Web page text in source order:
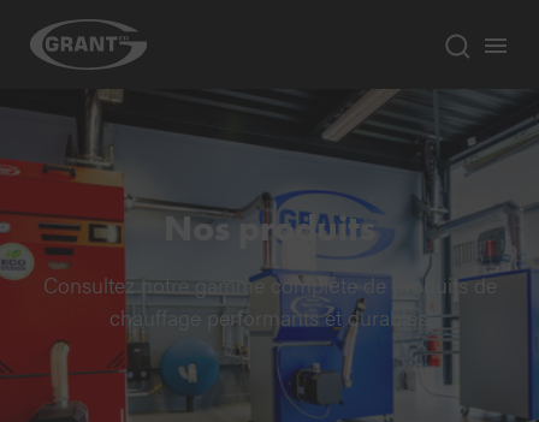
Nos produits
Consultez notre gamme complète de produits de
chauffage performants et durables.